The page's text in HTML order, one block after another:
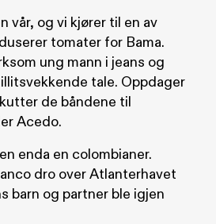
vår, og vi kjører til en av
tomater for Bama.
ung mann i jeans og
tale. Oppdager
de båndene til
Acedo.
enda en colombianer.
dro over Atlanterhavet
barn og partner ble igjen